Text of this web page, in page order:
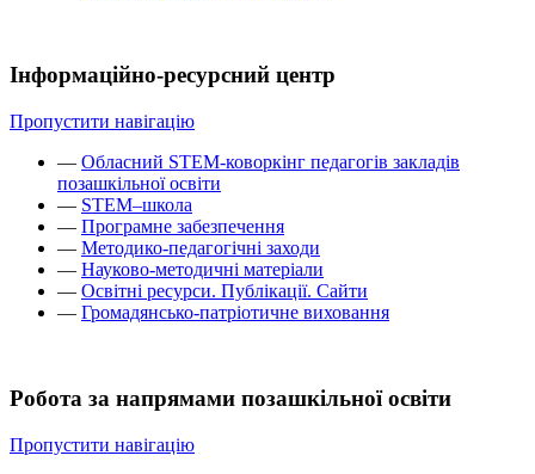
Інформаційно-ресурсний центр
Пропустити навігацію
— Обласний STEM-коворкінг педагогів закладів
позашкільної освіти
— STEM–школа
— Програмне забезпечення
— Методико-педагогічні заходи
— Науково-методичні матеріали
— Освітні ресурси. Публікації. Сайти
— Громадянсько-патріотичне виховання
Робота за напрямами позашкільної освіти
Пропустити навігацію